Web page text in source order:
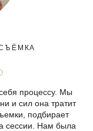
процессу. Мы
и сил она тратит
подбирает
сессии. Нам была